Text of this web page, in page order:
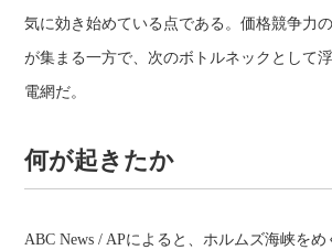
気に効き始めている点である。価格競争力
が集まる一方で、次のボトルネックとして
電網だ。
何が起きたか
ABC News / APによると、ホルムズ海峡をめ